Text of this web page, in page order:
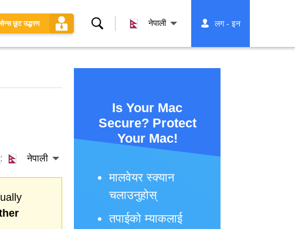
छूट उद्धरण खोज्नुहोस् नेपाली लग - इन
नेपाली
Is Your Mac
Secure? Protect
Your Mac!
मालवेयर स्क्यान
चलाउनुहोस्
तपाईको म्याकलाई